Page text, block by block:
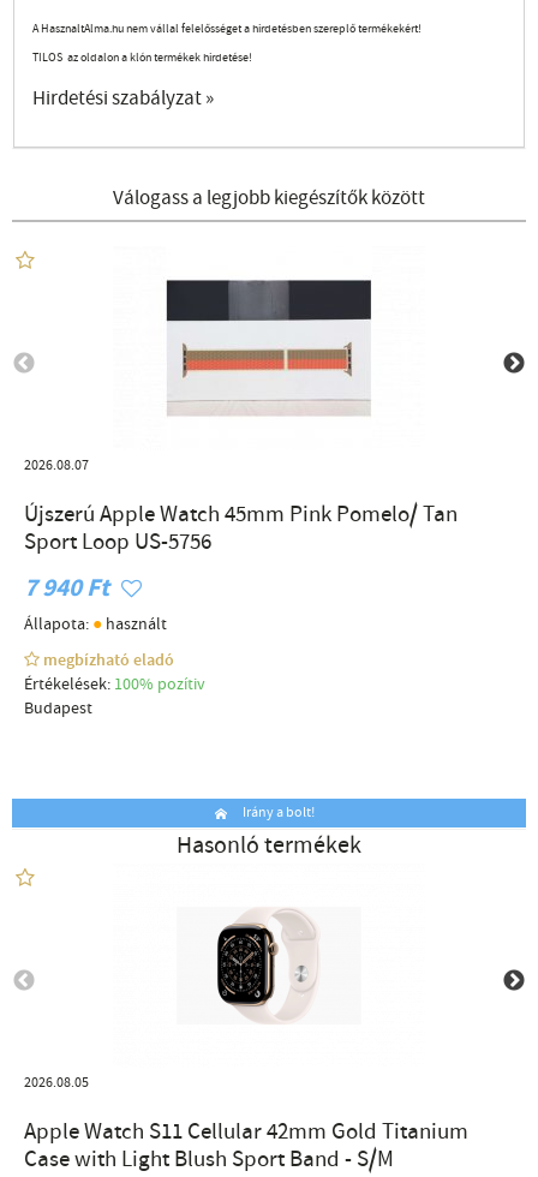
A HasznaltAlma.hu nem vállal felelősséget a hirdetésben szereplő termékekért!
TILOS az oldalon a klón termékek hirdetése!
Hirdetési szabályzat »
Válogass a legjobb kiegészítők között
2026.08.07
Újszerú Apple Watch 45mm Pink Pomelo/ Tan
Sport Loop US-5756
7 940 Ft
Állapota: ● használt
megbízható eladó
Értékelések: 100% pozítiv
Budapest
Irány a bolt!
Hasonló termékek
2026.08.05
Apple Watch S11 Cellular 42mm Gold Titanium
Case with Light Blush Sport Band - S/M